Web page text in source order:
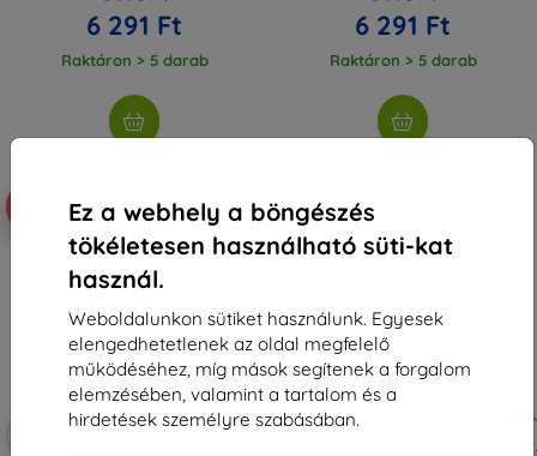
Ez a webhely a böngészés
tökéletesen használható süti-kat
használ.
Weboldalunkon sütiket használunk. Egyesek
elengedhetetlenek az oldal megfelelő
működéséhez, míg mások segítenek a forgalom
elemzésében, valamint a tartalom és a
hirdetések személyre szabásában.
6 291 Ft
Raktáron > 5 darab
6 291 Ft
Raktáron > 5 darab
Kedvezmény
EXTRA10
-10%
-10%
Kedvezmény